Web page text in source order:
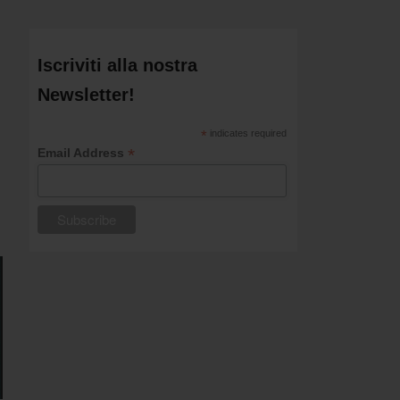
Iscriviti alla nostra
Newsletter!
* indicates required
Email Address *